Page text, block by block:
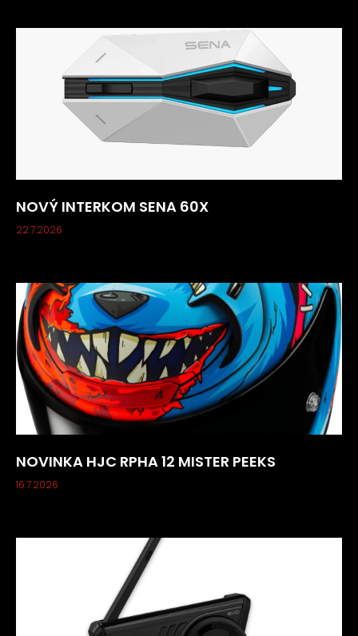
NOVÝ INTERKOM SENA 60X
22.7.2026
NOVINKA HJC RPHA 12 MISTER PEEKS
16.7.2026